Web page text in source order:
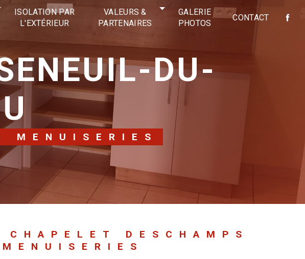
ISOLATION PAR
L'EXTÉRIEUR
VALEURS &
PARTENAIRES
GALERIE
PHOTOS
CONTACT
MENUISERIES
CHAPELET DESCHAMPS
MENUISERIES